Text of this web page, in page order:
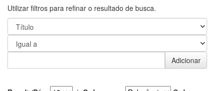
Utilizar filtros para refinar o resultado de busca.